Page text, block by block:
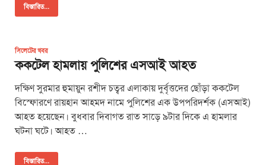
বিস্তারিত...
সিলেটের খবর
ককটেল হামলায় পুলিশের এসআই আহত
দক্ষিণ সুরমার হুমায়ুন রশীদ চত্বর এলাকায় দুর্বৃত্তদের ছোঁড়া ককটেল
বিস্ফোরণে রায়হান আহমদ নামে পুলিশের এক উপপরিদর্শক (এসআই)
আহত হয়েছেন। বুধবার দিবাগত রাত সাড়ে ৯টার দিকে এ হামলার
ঘটনা ঘটে। আহত …
বিস্তারিত...